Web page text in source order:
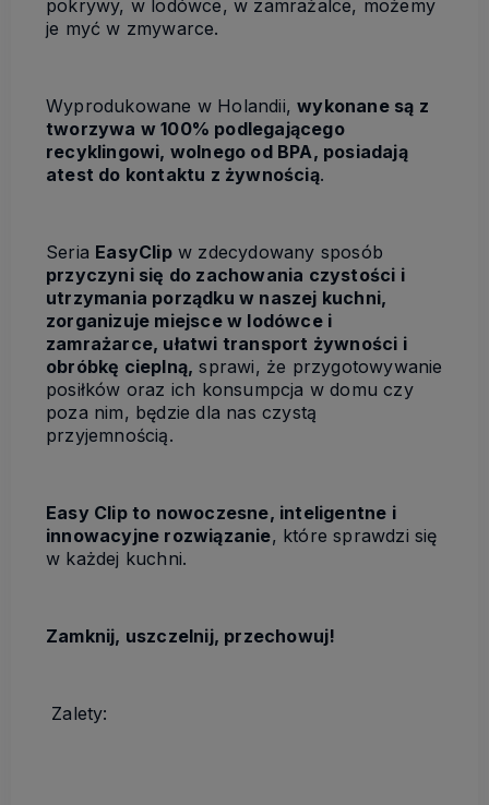
pokrywy, w lodówce, w zamrażalce, możemy
je myć w zmywarce.
Wyprodukowane w Holandii,wykonane są z
tworzywa w 100% podlegającego
recyklingowi, wolnego od BPA, posiadają
atest do kontaktu z żywnością.
Seria EasyClipw zdecydowany sposób
przyczyni się do zachowania czystości i
utrzymania porządku w naszej kuchni,
zorganizuje miejsce w lodówce i
zamrażarce, ułatwi transport żywności i
obróbkę cieplną, sprawi, że przygotowywanie
posiłków oraz ich konsumpcja w domu czy
poza nim, będzie dla nas czystą
przyjemnością.
Easy Clip to nowoczesne, inteligentne i
innowacyjne rozwiązanie, które sprawdzi się
w każdej kuchni.
Zamknij, uszczelnij, przechowuj!
Zalety: